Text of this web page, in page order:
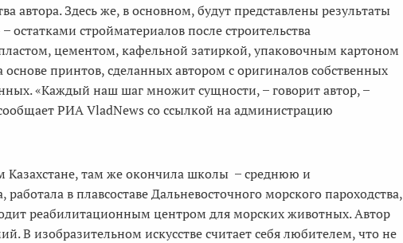
автора. Здесь же, в основном, будут представлены результаты
стройматериалов после строительства
цементом, кафельной затиркой, упаковочным картоном
принтов, сделанных автором с оригиналов собственных
«Каждый наш шаг множит сущности, ̶ говорит автор,
РИА VladNews со ссылкой на администрацию
Казахстане, там же окончила школы ̶ среднюю и
в плавсоставе Дальневосточного морского пароходства,
реабилитационным центром для морских животных. Автор
В изобразительном искусстве считает себя любителем, что не